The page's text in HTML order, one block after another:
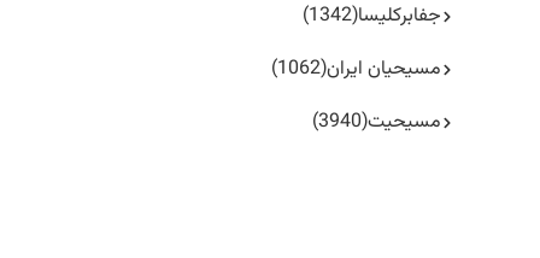
جفا‌بر‌کلیسا(1342)
مسیحیان ایران(1062)
مسیحیت(3940)